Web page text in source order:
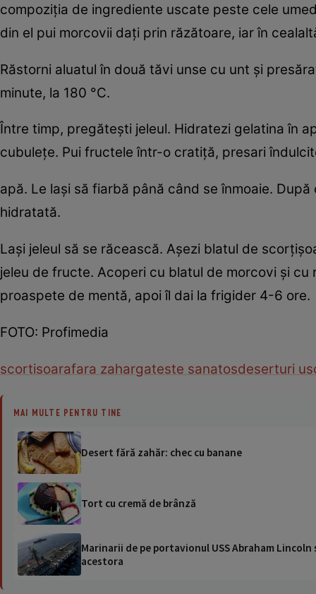
compoziţia de ingrediente uscate peste cele
din el pui morcovii daţi prin răzătoare, iar în
Răstorni aluatul în două tăvi unse cu unt şi
minute, la 180 °C.
Între timp, pregăteşti jeleul. Hidratezi gelatina în
cubuleţe. Pui fructele într-o cratiţă, presari
apă. Le laşi să fiarbă până când se înmoaie.
hidratată.
Laşi jeleul să se răcească. Aşezi blatul de
jeleu de fructe. Acoperi cu blatul de morcovi şi
proaspete de mentă, apoi îl dai la frigider 4-6 ore.
FOTO: Profimedia
scortisoarafara zahargateste sanatosdeserturi
MAI MULTE PENTRU TINE
Desert fără zahăr: chec cu banane
Tort cu cremă de brânză
Marinarii de pe portavionul USS Abraham
acestora